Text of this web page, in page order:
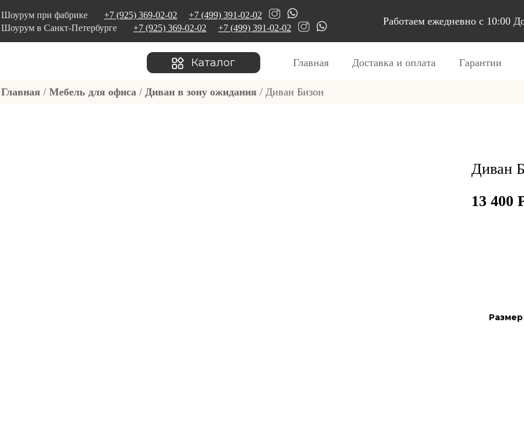
Шоурум при фабрике +7 (925) 369-02-02
+7 (499) 391-02-02
Шоурум в Санкт-Петербурге
+7 (925) 369-02-02 +7 (499) 391-02-02
Работаем ежедневно с 10:00
Каталог Главная Доставка и оплата Гарантии
Главная / Мебель для офиса / Диван в зону ожидания / Диван Бизон
Диван
13 400
Размер